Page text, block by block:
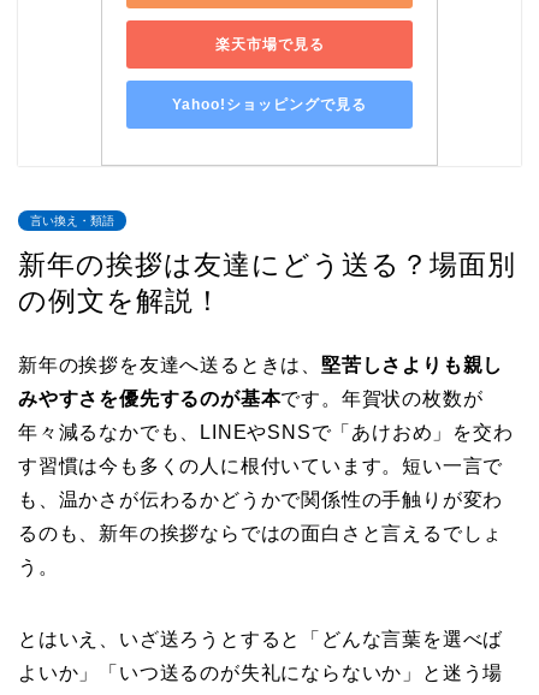
楽天市場で見る
Yahoo!ショッピングで見る
言い換え・類語
新年の挨拶は友達にどう送る？場面別
の例文を解説！
新年の挨拶を友達へ送るときは、 堅苦しさよりも親し
みやすさを優先するのが基本です。年賀状の枚数が
年々減るなかでも、LINEやSNSで「あけおめ」を交わ
す習慣は今も多くの人に根付いています。短い一言で
も、温かさが伝わるかどうかで関係性の手触りが変わ
るのも、新年の挨拶ならではの面白さと言えるでしょ
う。
とはいえ、いざ送ろうとすると「どんな言葉を選べば
よいか」「いつ送るのが失礼にならないか」と迷う場